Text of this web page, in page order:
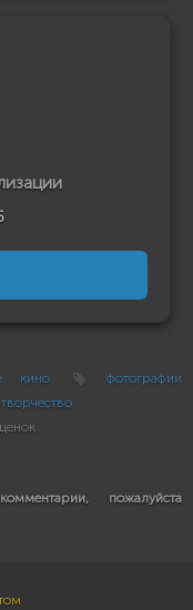
кино
фотографии
творчество
пожалуйста